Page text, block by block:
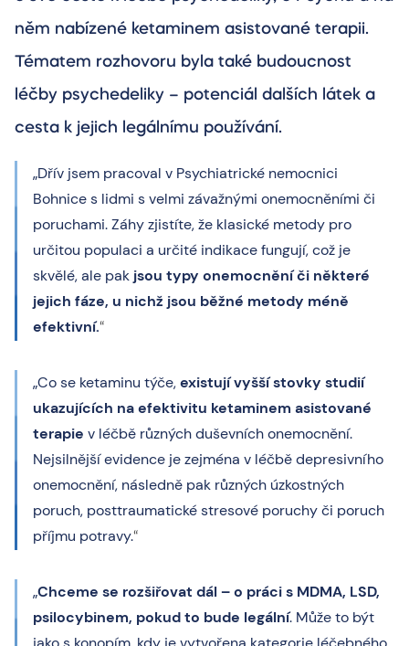
něm nabízené ketaminem asistované terapii.
Tématem rozhovoru byla také budoucnost
léčby psychedeliky – potenciál dalších látek a
cesta k jejich legálnímu používání.
„Dřív jsem pracoval v Psychiatrické nemocnici
Bohnice s lidmi s velmi závažnými onemocněními či
poruchami. Záhy zjistíte, že klasické metody pro
určitou populaci a určité indikace fungují, což je
skvělé, ale pak jsou typy onemocnění či některé
jejich fáze, u nichž jsou běžné metody méně
efektivní.“
„Co se ketaminu týče,existují vyšší stovky studií
ukazujících na efektivitu ketaminem asistované
terapie v léčbě různých duševních onemocnění.
Nejsilnější evidence je zejména v léčbě depresivního
onemocnění, následně pak různých úzkostných
poruch, posttraumatické stresové poruchy či poruch
příjmu potravy.“
„Chceme se rozšiřovat dál – o práci s MDMA, LSD,
psilocybinem, pokud to bude legální. Může to být